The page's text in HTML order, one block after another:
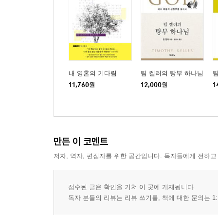
내 영혼의 기다림
11,760원
팀 켈러의 탕부 하나님
12,000원
만든 이 코멘트
저자, 역자, 편집자를 위한 공간입니다. 독자들에게 전하
접수된 글은 확인을 거쳐 이 곳에 게재됩니다.
독자 분들의 리뷰는 리뷰 쓰기를, 책에 대한 문의는